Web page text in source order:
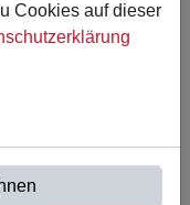
Cookies auf dieser